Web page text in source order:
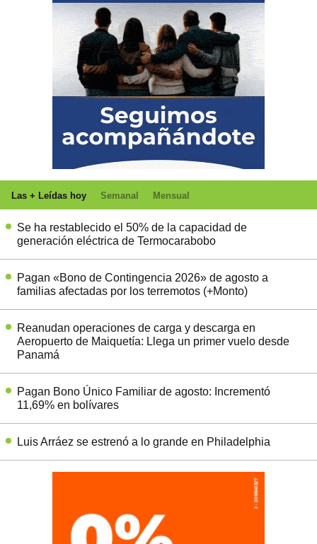
Las + Leídas hoy Semanal Mensual
Se ha restablecido el 50% de la capacidad de
generación eléctrica de Termocarabobo
Pagan «Bono de Contingencia 2026» de agosto a
familias afectadas por los terremotos (+Monto)
Reanudan operaciones de carga y descarga en
Aeropuerto de Maiquetía: Llega un primer vuelo desde
Panamá
Pagan Bono Único Familiar de agosto: Incrementó
11,69% en bolívares
Luis Arráez se estrenó a lo grande en Philadelphia